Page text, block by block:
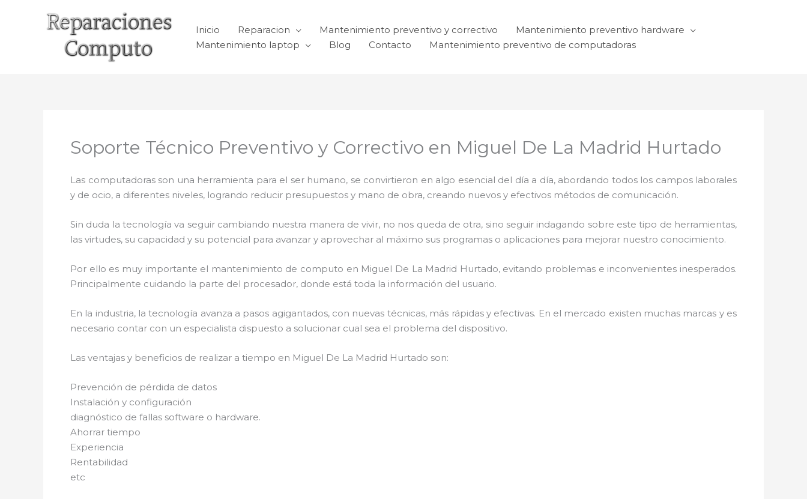
Inicio Reparacion Mantenimiento preventivo y correctivo
Mantenimiento preventivo hardware
Mantenimiento laptop
Blog Contacto Mantenimiento preventivo de computadoras
Soporte Técnico Preventivo y Correctivo en Miguel De La Madrid Hurtado
Las computadoras son una herramienta para el ser humano, se convirtieron en algo esencial del día a día, abordando todos los campos laborales
y de ocio, a diferentes niveles, logrando reducir presupuestos y mano de obra, creando nuevos y efectivos métodos de comunicación.
Sin duda la tecnología va seguir cambiando nuestra manera de vivir, no nos queda de otra, sino seguir indagando sobre este tipo de herramientas,
las virtudes, su capacidad y su potencial para avanzar y aprovechar al máximo sus programas o aplicaciones para mejorar nuestro conocimiento.
Por ello es muy importante el mantenimiento de computo en Miguel De La Madrid Hurtado, evitando problemas e inconvenientes inesperados.
Principalmente cuidando la parte del procesador, donde está toda la información del usuario.
En la industria, la tecnología avanza a pasos agigantados, con nuevas técnicas, más rápidas y efectivas. En el mercado existen muchas marcas y es
necesario contar con un especialista dispuesto a solucionar cual sea el problema del dispositivo.
Las ventajas y beneficios de realizar a tiempo en Miguel De La Madrid Hurtado son:
Prevención de pérdida de datos
Instalación y configuración
diagnóstico de fallas software o hardware.
Ahorrar tiempo
Experiencia
Rentabilidad
etc